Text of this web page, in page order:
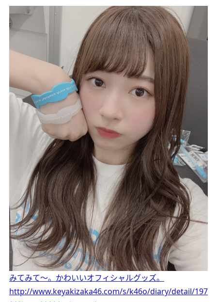
みてみて〜。かわいいオフィシャルグッズ。
http://www.keyakizaka46.com/s/k46o/diary/detail/197